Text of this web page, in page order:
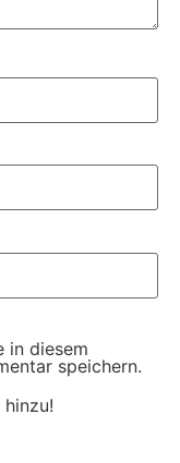
in diesem
speichern.